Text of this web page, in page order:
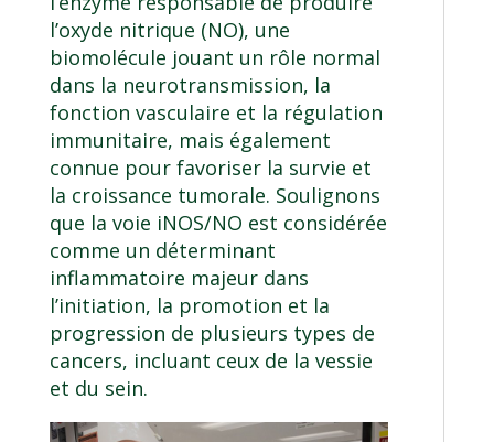
l’oxyde nitrique (NO), une
biomolécule jouant un rôle normal
dans la neurotransmission, la
fonction vasculaire et la régulation
immunitaire, mais également
connue pour favoriser la survie et
la croissance tumorale. Soulignons
que la voie iNOS/NO est considérée
comme un déterminant
inflammatoire majeur dans
l’initiation, la promotion et la
progression de plusieurs types de
cancers, incluant ceux de la vessie
et du sein.